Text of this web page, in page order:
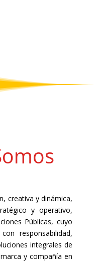
creativa y dinámica,
y operativo,
Públicas, cuyo
responsabilidad,
integrales de
y compañía en